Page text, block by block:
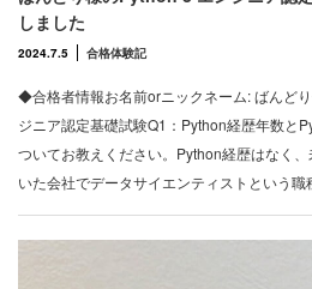
しました
2024.7.5 合格体験記
◆合格者情報お名前orニックネーム: ばんど
ジニア認定基礎試験Q1：Python経歴年数と
ついてお教えください。Python経歴はなく
いた会社でデータサイエンティストという